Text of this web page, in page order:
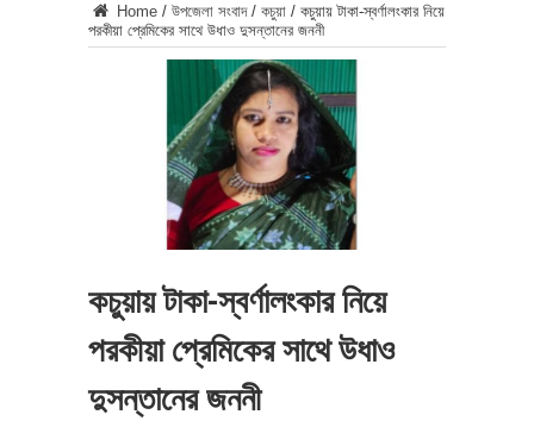
Home / উপজেলা সংবাদ / কচুয়া / কচুয়ায় টাকা-স্বর্ণালংকার নিয়ে
পরকীয়া প্রেমিকের সাথে উধাও দুসন্তানের জননী
কচুয়ায় টাকা-স্বর্ণালংকার নিয়ে
পরকীয়া প্রেমিকের সাথে উধাও
দুসন্তানের জননী